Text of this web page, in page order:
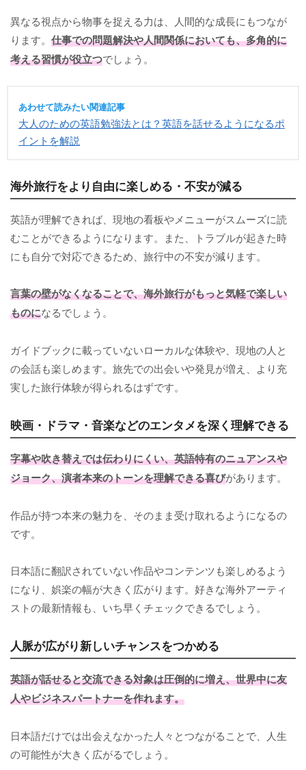
異なる視点から物事を捉える力は、人間的な成長にもつなが
ります。 仕事での問題解決や人間関係においても、多角的に
考える習慣が役立つでしょう。
あわせて読みたい関連記事
大人のための英語勉強法とは？英語を話せるようになるポ
イントを解説
海外旅行をより自由に楽しめる・不安が減る
英語が理解できれば、現地の看板やメニューがスムーズに読
むことができるようになります。また、トラブルが起きた時
にも自分で対応できるため、旅行中の不安が減ります。
言葉の壁がなくなることで、海外旅行がもっと気軽で楽しい
ものになるでしょう。
ガイドブックに載っていないローカルな体験や、現地の人と
の会話も楽しめます。旅先での出会いや発見が増え、より充
実した旅行体験が得られるはずです。
映画・ドラマ・音楽などのエンタメを深く理解できる
字幕や吹き替えでは伝わりにくい、英語特有のニュアンスや
ジョーク、演者本来のトーンを理解できる喜びがあります。
作品が持つ本来の魅力を、そのまま受け取れるようになるの
です。
日本語に翻訳されていない作品やコンテンツも楽しめるよう
になり、娯楽の幅が大きく広がります。好きな海外アーティ
ストの最新情報も、いち早くチェックできるでしょう。
人脈が広がり新しいチャンスをつかめる
英語が話せると交流できる対象は圧倒的に増え、世界中に友
人やビジネスパートナーを作れます。
日本語だけでは出会えなかった人々とつながることで、人生
の可能性が大きく広がるでしょう。